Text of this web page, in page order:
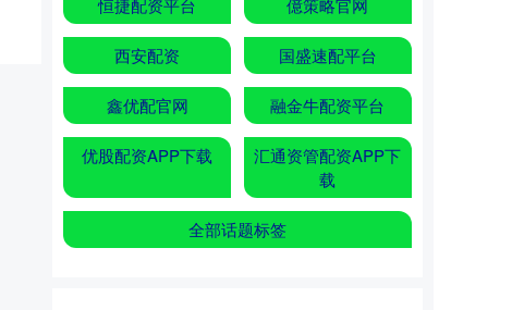
恒捷配资平台 億策略官网
西安配资 国盛速配平台
鑫优配官网 融金牛配资平台
优股配资APP下载
汇通资管配资APP下
载
全部话题标签